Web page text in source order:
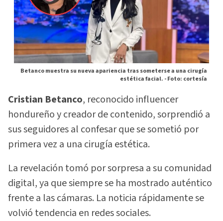
Betanco muestra su nueva apariencia tras someterse a una cirugía
estética facial. -Foto: cortesía
Cristian Betanco, reconocido influencer
hondureño y creador de contenido, sorprendió a
sus seguidores al confesar que se sometió por
primera vez a una cirugía estética.
La revelación tomó por sorpresa a su comunidad
digital, ya que siempre se ha mostrado auténtico
frente a las cámaras. La noticia rápidamente se
volvió tendencia en redes sociales.